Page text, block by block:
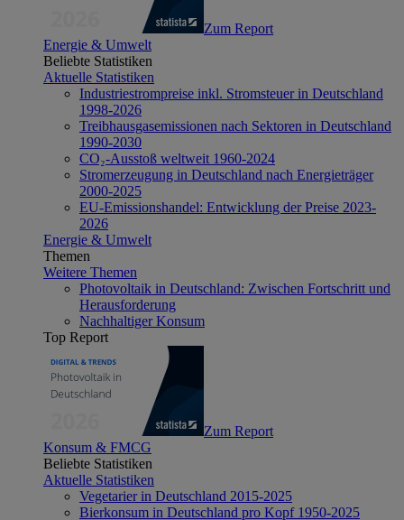
Zum Report
Energie & Umwelt
Beliebte Statistiken
Aktuelle Statistiken
Industriestrompreise inkl. Stromsteuer in Deutschland
1998-2026
Treibhausgasemissionen nach Sektoren in Deutschland
1990-2030
CO₂-Ausstoß weltweit 1960-2024
Stromerzeugung in Deutschland nach Energieträger
2000-2025
EU-Emissionshandel: Entwicklung der Preise 2023-
2026
Energie & Umwelt
Themen
Weitere Themen
Photovoltaik in Deutschland: Zwischen Fortschritt und
Herausforderung
Nachhaltiger Konsum
Top Report
Zum Report
Konsum & FMCG
Beliebte Statistiken
Aktuelle Statistiken
Vegetarier in Deutschland 2015-2025
Bierkonsum in Deutschland pro Kopf 1950-2025